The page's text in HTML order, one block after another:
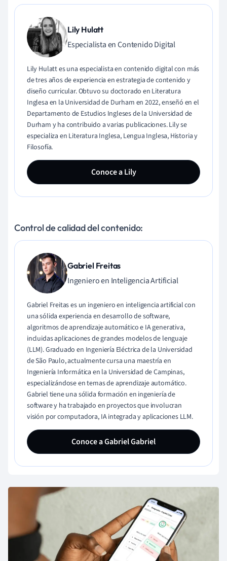
Lily Hulatt
Especialista en Contenido Digital
Lily Hulatt es una especialista en contenido digital con más
de tres años de experiencia en estrategia de contenido y
diseño curricular. Obtuvo su doctorado en Literatura
Inglesa en la Universidad de Durham en 2022, enseñó en el
Departamento de Estudios Ingleses de la Universidad de
Durham y ha contribuido a varias publicaciones. Lily se
especializa en Literatura Inglesa, Lengua Inglesa, Historia y
Filosofía.
Conoce a Lily
Control de calidad del contenido:
Gabriel Freitas
Ingeniero en Inteligencia Artificial
Gabriel Freitas es un ingeniero en inteligencia artificial con
una sólida experiencia en desarrollo de software,
algoritmos de aprendizaje automático e IA generativa,
incluidas aplicaciones de grandes modelos de lenguaje
(LLM). Graduado en Ingeniería Eléctrica de la Universidad
de São Paulo, actualmente cursa una maestría en
Ingeniería Informática en la Universidad de Campinas,
especializándose en temas de aprendizaje automático.
Gabriel tiene una sólida formación en ingeniería de
software y ha trabajado en proyectos que involucran
visión por computadora, IA integrada y aplicaciones LLM.
Conoce a Gabriel Gabriel